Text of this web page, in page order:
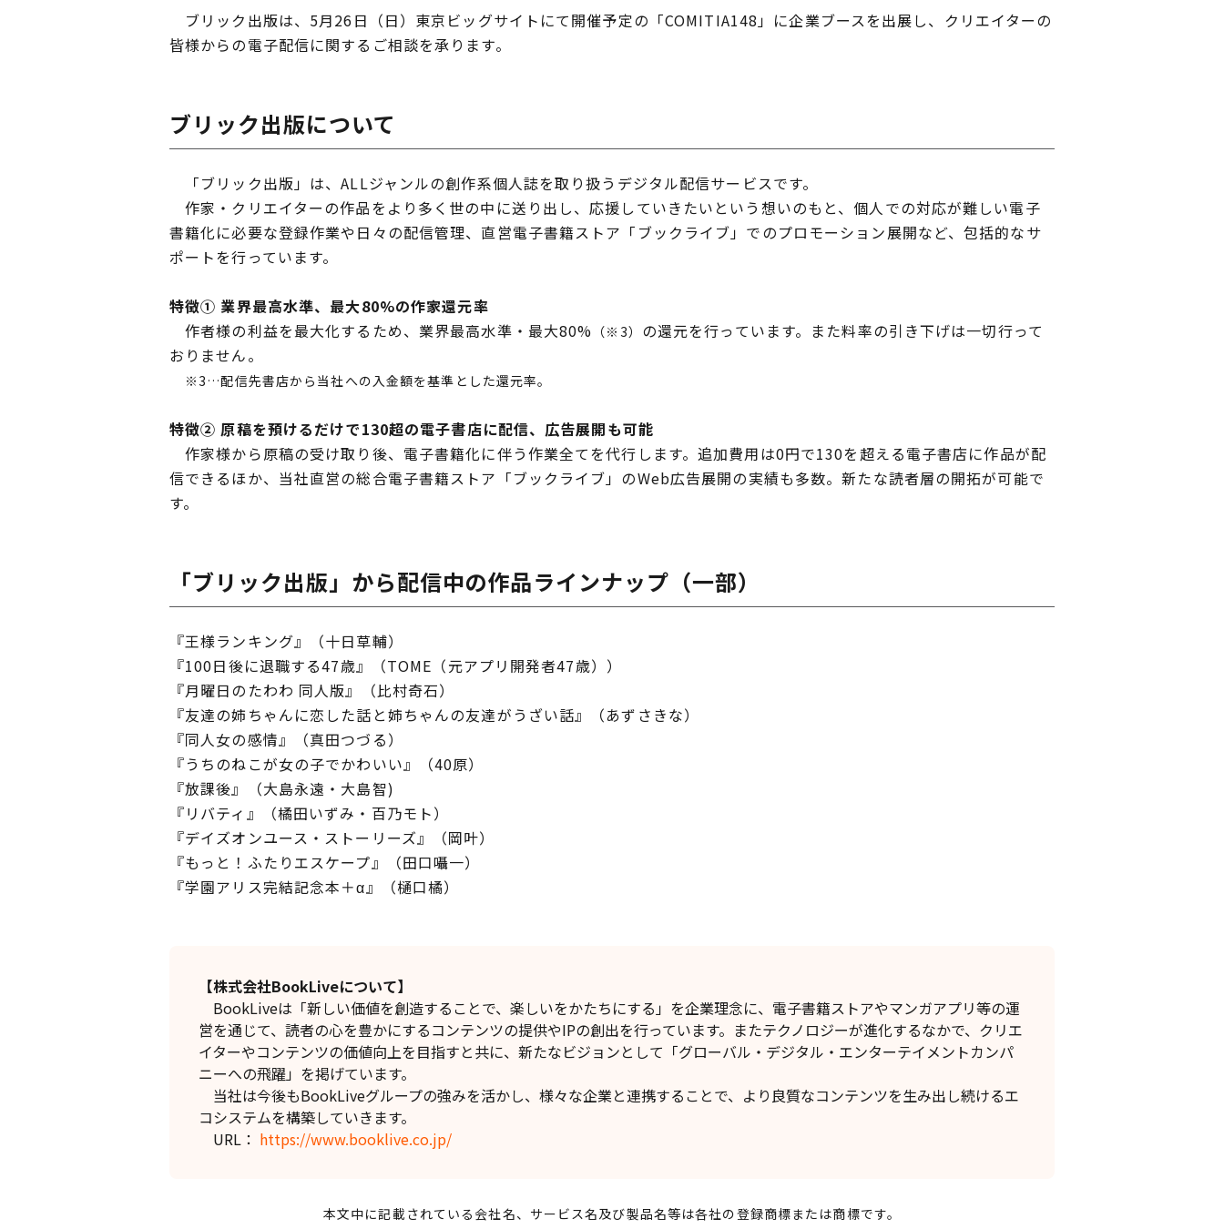
ブリック出版は、5月26日（日）東京ビッグサイトにて開催予定の「COMITIA148」に企業ブースを出展し、クリエイターの
皆様からの電子配信に関するご相談を承ります。
ブリック出版について
「ブリック出版」は、ALLジャンルの創作系個人誌を取り扱うデジタル配信サービスです。
作家・クリエイターの作品をより多く世の中に送り出し、応援していきたいという想いのもと、個人での対応が難しい電子
書籍化に必要な登録作業や日々の配信管理、直営電子書籍ストア「ブックライブ」でのプロモーション展開など、包括的なサ
ポートを行っています。
特徴① 業界最高水準、最大80%の作家還元率
作者様の利益を最大化するため、業界最高水準・最大80% （※3） の還元を行っています。また料率の引き下げは一切行って
おりません。
※3…配信先書店から当社への入金額を基準とした還元率。
特徴② 原稿を預けるだけで130超の電子書店に配信、広告展開も可能
作家様から原稿の受け取り後、電子書籍化に伴う作業全てを代行します。追加費用は0円で130を超える電子書店に作品が配
信できるほか、当社直営の総合電子書籍ストア「ブックライブ」のWeb広告展開の実績も多数。新たな読者層の開拓が可能で
す。
「ブリック出版」から配信中の作品ラインナップ（一部）
『王様ランキング』（十日草輔）
『100日後に退職する47歳』（TOME（元アプリ開発者47歳））
『月曜日のたわわ 同人版』（比村奇石）
『友達の姉ちゃんに恋した話と姉ちゃんの友達がうざい話』（あずさきな）
『同人女の感情』（真田つづる）
『うちのねこが女の子でかわいい』（40原）
『放課後』（大島永遠・大島智)
『リバティ』（橘田いずみ・百乃モト）
『デイズオンユース・ストーリーズ』（岡叶）
『もっと！ふたりエスケープ』（田口囁一）
『学園アリス完結記念本＋α』（樋口橘）
【株式会社BookLiveについて】
BookLiveは「新しい価値を創造することで、楽しいをかたちにする」を企業理念に、電子書籍ストアやマンガアプリ等の運
営を通じて、読者の心を豊かにするコンテンツの提供やIPの創出を行っています。またテクノロジーが進化するなかで、クリエ
イターやコンテンツの価値向上を目指すと共に、新たなビジョンとして「グローバル・デジタル・エンターテイメントカンパ
ニーへの飛躍」を掲げています。
当社は今後もBookLiveグループの強みを活かし、様々な企業と連携することで、より良質なコンテンツを生み出し続けるエ
コシステムを構築していきます。
URL： https://www.booklive.co.jp/
本文中に記載されている会社名、サービス名及び製品名等は各社の登録商標または商標です。